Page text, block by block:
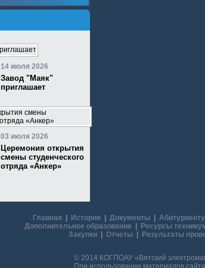
14 июля 2026
Завод "Маяк"
приглашает
03 июля 2026
Церемония открытия
смены студенческого
отряда «Анкер»
Главная История Документы| Абитуриенту
Дополнительное образование
Ресурсы
Закупки| Отчеты| Результаты
© 2014 КОГПОАУ «Вятский
При использовании материалов